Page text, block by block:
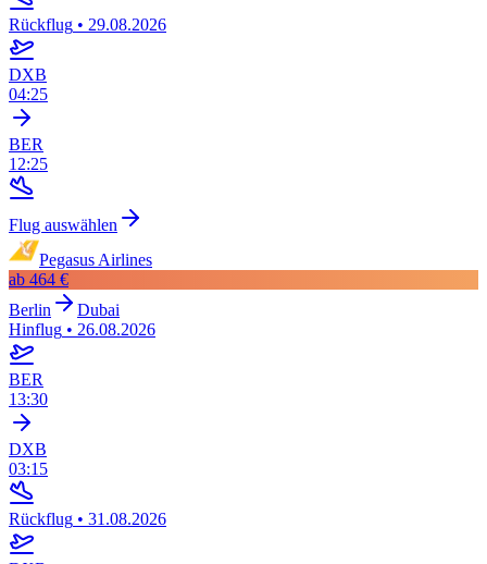
Rückflug • 29.08.2026
DXB
04:25
BER
12:25
Flug auswählen
Pegasus Airlines
ab 464 €
Berlin
Dubai
Hinflug • 26.08.2026
BER
13:30
DXB
03:15
Rückflug • 31.08.2026